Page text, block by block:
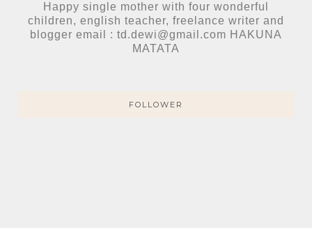
Happy single mother with four wonderful
children, english teacher, freelance writer and
blogger email : td.dewi@gmail.com HAKUNA
MATATA
FOLLOWER